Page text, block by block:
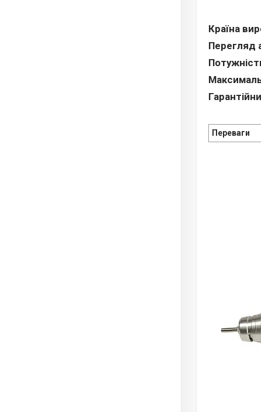
Країна
Перегляд
Переваги